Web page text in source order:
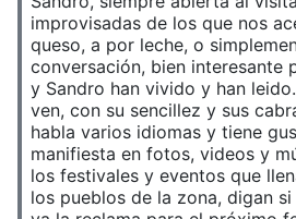
improvisadas de los que nos
queso, a por leche, o
conversación, bien interesante
y Sandro han vivido y han
ven, con su sencillez y sus
habla varios idiomas y tiene
manifiesta en fotos, videos y
los festivales y eventos que
los pueblos de la zona, digan